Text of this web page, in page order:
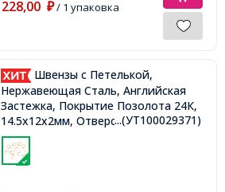
228,00 ₽/ 1 упаковка
Швензы c Петелькой,
Нержавеющая Сталь, Английская
Застежка, Покрытие Позолота 24К,
14.5х12х2мм, Отверстие 1.2мм, Пин
1х0.8мм,
...(УТ100029371)